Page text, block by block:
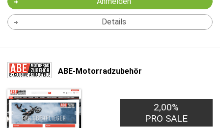
Details
ABE-Motorradzubehör
2,00%
PRO SALE